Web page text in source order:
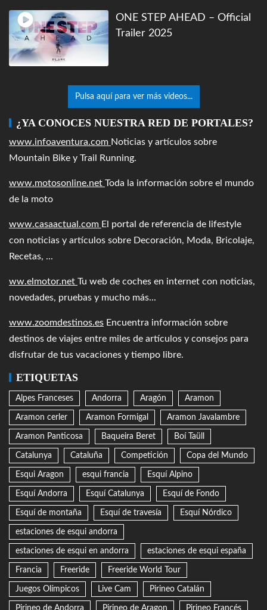
ONE STEP AHEAD – Official
Trailer 2025
Pulsa aquí para ver más videos...
¿YA CONOCES NUESTRA RED DE PORTALES?
www.infoaventura.com Noticias y artículos sobre
Mountain Bike y Trail Running.
www.motosonline.net Toda la información sobre el mundo
de la moto
www.casaactual.com El portal de referencia de lifestyle
con noticias y artículos sobre Decoración, Moda, Bricolaje,
Recetas, ...
ww.elmotor.net Tu web de coches en internet con noticias,
novedades, pruebas y mucho más...
www.zoomdestinos.es Encuentra información sobre
destinos de viajes entre miles de artículos y consejos para
disfrutar de tus vacaciones y tiempo libre.
ETIQUETAS
Alpes Franceses Andorra Aragón Aramon
Aramon cerler Aramon Formigal Aramon Javalambre
Aramon Panticosa Baqueira Beret Boí Taüll
Catalunya Cataluña Competición Copa del Mundo
Esqui Aragon esqui francia Esquí Alpino
Esquí Andorra Esquí Catalunya Esquí de Fondo
Esquí de montaña Esquí de travesía Esquí Nórdico
estaciones de esqui andorra
estaciones de esqui en andorra estaciones de esqui españa
Francia Freeride Freeride World Tour
Juegos Olímpicos Live Cam Pirineo Catalán